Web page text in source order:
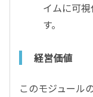
イムに可
す。
経営価値
このモジュール